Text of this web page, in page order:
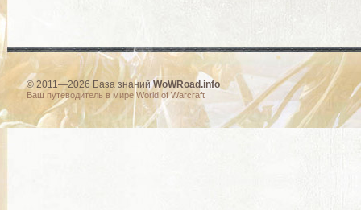
© 2011—2026 База знанийWoWRoad.info
Ваш путеводитель в мире World of Warcraft